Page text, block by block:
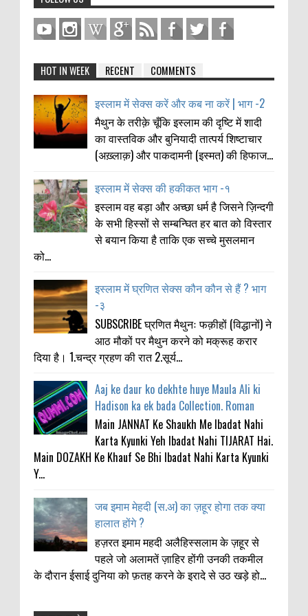
HOT IN WEEK RECENT COMMENTS
इस्लाम में सेक्स करें और कब ना करें | भाग -2
मैथुन के तरीक़े चूँकि इस्लाम की दृष्टि में शादी
का वास्तविक और बुनियादी तात्पर्य शिष्टाचार
(अख़्लाक़) और पाकदामनी (इस्मत) की हिफाज...
इस्लाम में सेक्स की हकीकत भाग -१
इस्लाम वह बड़ा और अच्छा धर्म है जिसने ज़िन्दगी
के सभी हिस्सों से सम्बन्घित हर बात को विस्तार
से बयान किया है ताकि एक सच्चे मुसलमान
को...
इस्लाम में घ्रणित सेक्स कौन कौन से हैं ? भाग
-३
SUBSCRIBE घ्रणित मैथुनः फक़ीहों (विद्धानों) ने
आठ मौकों पर मैथुन करने को मक्रूह करार
दिया है। 1.चन्द्र ग्रहण की रात 2.सूर्य...
Aaj ke daur ko dekhte huye Maula Ali ki
Hadison ka ek bada Collection. Roman
Main JANNAT Ke Shaukh Me Ibadat Nahi
Karta Kyunki Yeh Ibadat Nahi TIJARAT Hai.
Main DOZAKH Ke Khauf Se Bhi Ibadat Nahi Karta Kyunki
Y...
जब इमाम मेहदी (स.अ) का ज़हूर होगा तक क्या
हालात होंगे ?
हज़रत इमाम महदी अलैहिस्सलाम के ज़हूर से
पहले जो अलामतें ज़ाहिर होंगी उनकी तकमील
के दौरान ईसाई दुनिया को फ़तह करने के इरादे से उठ खड़े हो...